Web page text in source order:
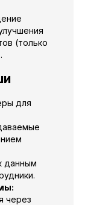
(только
для
данным
через